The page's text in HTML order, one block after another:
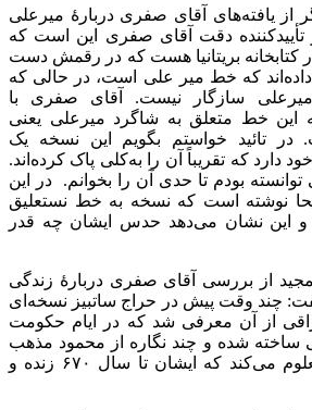
از یافته‌های آقای صفری دربارۀ میرعلی
دقت آقای صفری این است که
کتابخانه بریتانیا هست که در رقمش دست
داده‌اند که خط میر علی است، در حالی که
سازگار نیست. آقای صفری با
این خط متعلق به شاگرد میرعلی یعنی
تائید خواستم بگویم این نسخه یک
دارد که تقریباً آن را به‌کلی پاک کرده‌اند.
بودم تا حدی آن را بخوانم. در این
نوشته است که نسخه به خط نستعلیق
این نشان می‌دهد حدس ایشان چه قدر
از بررسی آقای صفری دربارۀ زندگی
چند وقت پیش در حراج ساتبیز نسخه‌ای
از آن معرفی شد که در ایام حکومت
ساخته شده و چند نگاره از محمود مذهب
دارد که تاریخ دارد و معلوم می‌کند که ایشان تا سال ۶۷۰ زنده و